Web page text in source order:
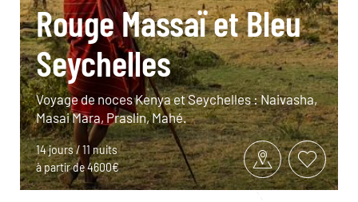
Rouge Massaï et Bleu
Seychelles
Voyage de noces Kenya et Seychelles : Naivasha,
Masai Mara, Praslin, Mahé.
14 jours / 11 nuits
à partir de 4600€